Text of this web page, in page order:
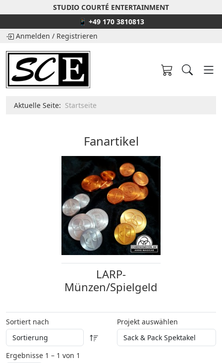
STUDIO COURTÉ ENTERTAINMENT
📱 +49 170 3810813
Anmelden / Registrieren
Aktuelle Seite: Startseite
Fanartikel
LARP-
Münzen/Spielgeld
Sortiert nach Projekt auswählen
Ergebnisse 1 – 1 von 1